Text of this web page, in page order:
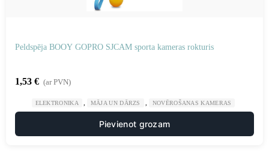
Peldspēja BOOY GOPRO SJCAM sporta kameras rokturis
1,53 € (ar PVN)
ELEKTRONIKA MĀJA UN DĀRZS NOVĒROŠANAS KAMERAS
Pievienot grozam